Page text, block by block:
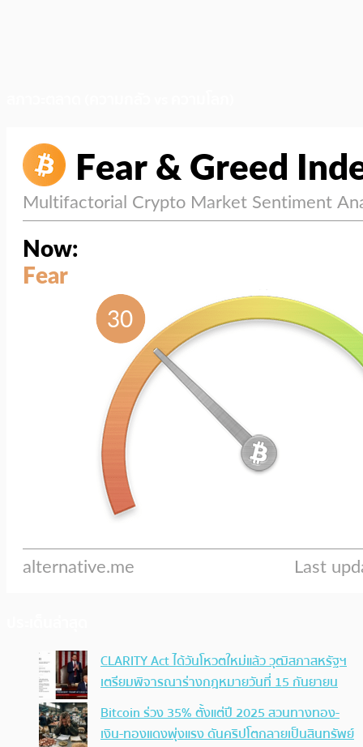
CLARITY Act ได้วันโหวตใหม่แล้ว วุฒิสภาสหรัฐฯ
เตรียมพิจารณาร่างกฎหมายวันที่ 15 กันยายน
Bitcoin ร่วง 35% ตั้งแต่ปี 2025 สวนทางทอง-
เงิน-ทองแดงพุ่งแรง ดันคริปโตกลายเป็นสินทรัพย์